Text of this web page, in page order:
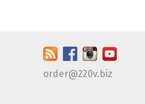
order@220v.biz